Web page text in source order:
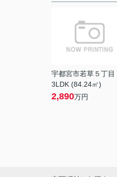
宇都宮市若草５丁目
3LDK (84.24㎡)
2,890万円